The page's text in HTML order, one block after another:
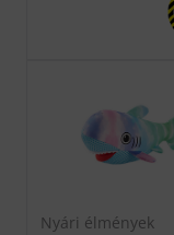
Nyári élmények